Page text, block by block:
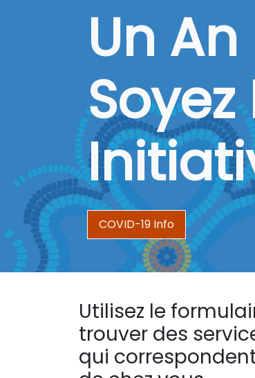
Un
COVID-19 Info
Utilisez le
trouver des
qui